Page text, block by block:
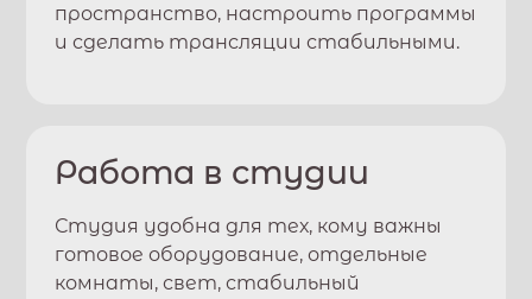
пространство, настроить программы
и сделать трансляции стабильными.
Работа в студии
Студия удобна для тех, кому важны
готовое оборудование, отдельные
комнаты, свет, стабильный